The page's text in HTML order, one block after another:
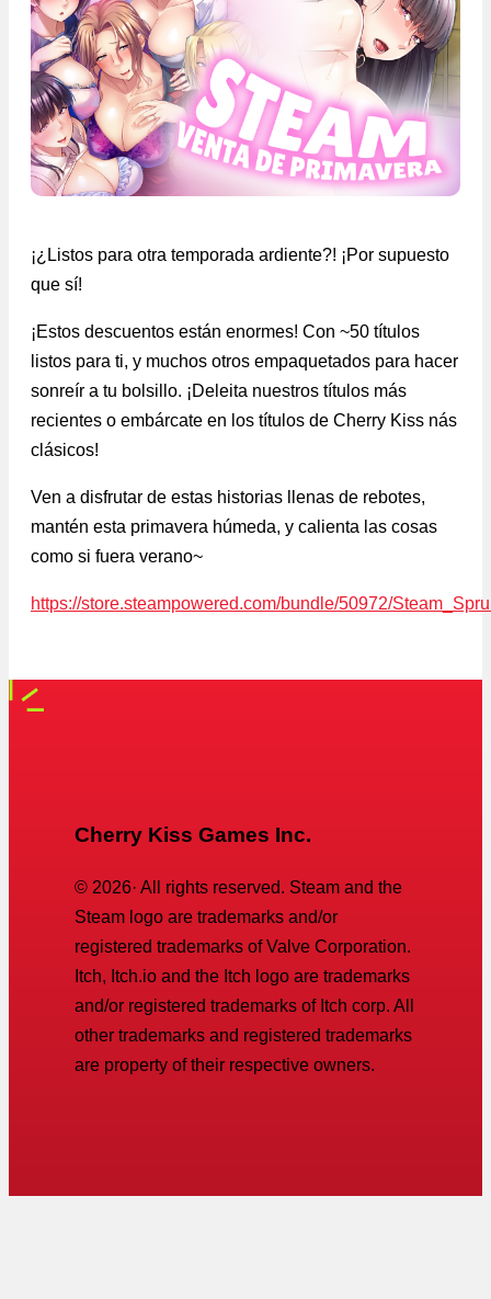
¡¿Listos para otra temporada ardiente?! ¡Por supuesto
que sí!
¡Estos descuentos están enormes! Con ~50 títulos
listos para ti, y muchos otros empaquetados para hacer
sonreír a tu bolsillo. ¡Deleita nuestros títulos más
recientes o embárcate en los títulos de Cherry Kiss nás
clásicos!
Ven a disfrutar de estas historias llenas de rebotes,
mantén esta primavera húmeda, y calienta las cosas
como si fuera verano~
https://store.steampowered.com/bundle/50972/
Cherry Kiss Games Inc.
© 2026· All rights reserved. Steam and the
Steam logo are trademarks and/or
registered trademarks of Valve Corporation.
Itch, Itch.io and the Itch logo are trademarks
and/or registered trademarks of Itch corp. All
other trademarks and registered trademarks
are property of their respective owners.